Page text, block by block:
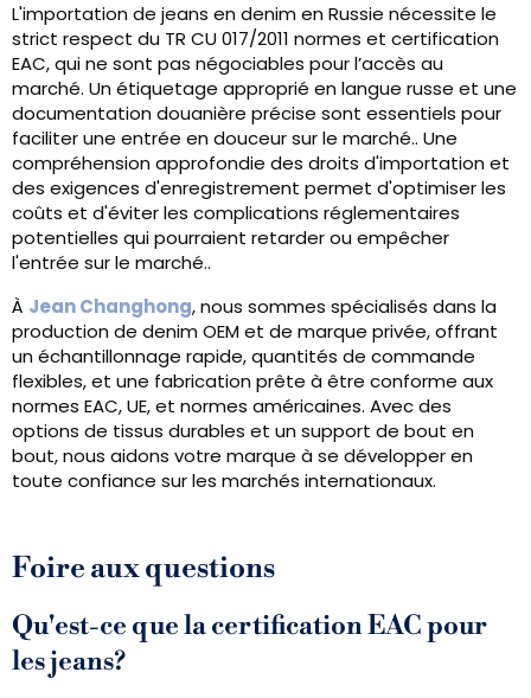
L'importation de jeans en denim en Russie nécessite le
strict respect du TR CU 017/2011 normes et certification
EAC, qui ne sont pas négociables pour l’accès au
marché. Un étiquetage approprié en langue russe et une
documentation douanière précise sont essentiels pour
faciliter une entrée en douceur sur le marché.. Une
compréhension approfondie des droits d'importation et
des exigences d'enregistrement permet d'optimiser les
coûts et d'éviter les complications réglementaires
potentielles qui pourraient retarder ou empêcher
l'entrée sur le marché..
À Jean Changhong, nous sommes spécialisés dans la
production de denim OEM et de marque privée, offrant
un échantillonnage rapide, quantités de commande
flexibles, et une fabrication prête à être conforme aux
normes EAC, UE, et normes américaines. Avec des
options de tissus durables et un support de bout en
bout, nous aidons votre marque à se développer en
toute confiance sur les marchés internationaux.
Foire aux questions
Qu'est-ce que la certification EAC pour
les jeans?